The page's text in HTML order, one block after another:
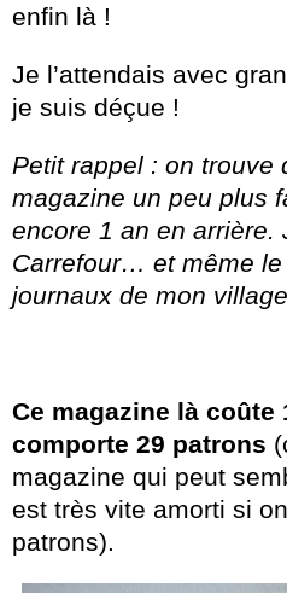
enfin là !
Je l’attendais avec
je suis déçue !
Petit rappel : on trouve
magazine un peu plus
encore 1 an en arrière.
Carrefour… et même le
journaux de mon
Ce magazine là coûte
comporte 29 patrons
magazine qui peut
est très vite amorti si
patrons).